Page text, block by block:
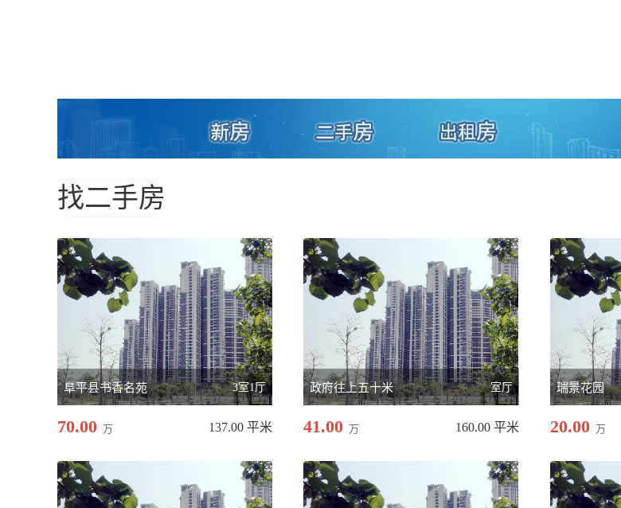
找二手房
阜平县书香名苑 3室1厅
70.00 万 137.00 平米
政府往上五十米 室厅
41.00 万 160.00 平米
瑞景花园
20.00 万